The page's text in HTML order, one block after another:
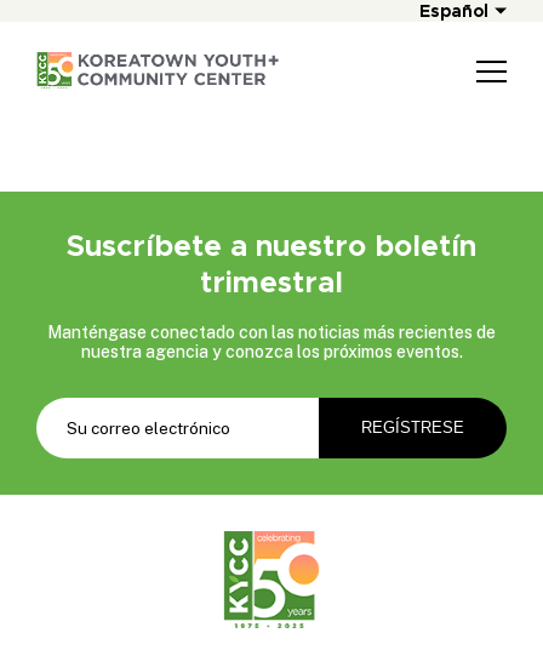
Español
Suscríbete a nuestro boletín
trimestral
Manténgase conectado con las noticias más recientes de
nuestra agencia y conozca los próximos eventos.